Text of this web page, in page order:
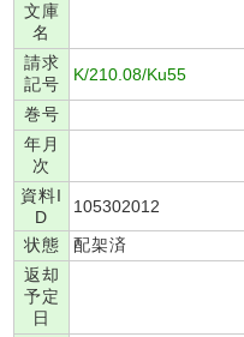
文庫
名
請求
記号
K/210.08/Ku55
巻号
年月
次
資料I
D
105302012
状態
配架済
返却
予定
日